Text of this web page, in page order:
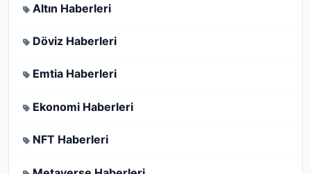
Altın Haberleri
Döviz Haberleri
Emtia Haberleri
Ekonomi Haberleri
NFT Haberleri